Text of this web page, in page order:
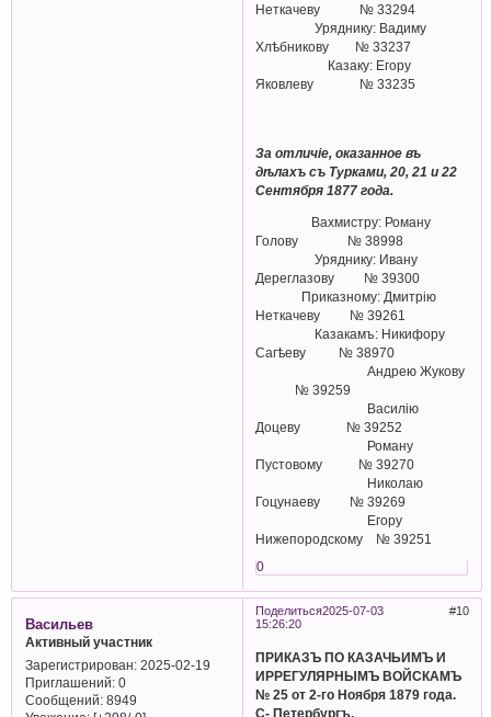
Неткачеву № 33294
Уряднику: Вадиму
Хлѣбникову № 33237
Казаку: Егору
Яковлеву № 33235
За отличіе, оказанное въ
дѣлахъ съ Турками, 20, 21 и 22
Сентября 1877 года.
Вахмистру: Роману
Голову № 38998
Уряднику: Ивану
Дереглазову № 39300
Приказному: Дмитрiю
Неткачеву № 39261
Казакамъ: Никифору
Сагѣеву № 38970
Андрею Жукову
№ 39259
Василiю
Доцеву № 39252
Роману
Пустовому № 39270
Николаю
Гоцунаеву № 39269
Егору
Нижепородскому № 39251
0
Поделиться 10
2025-07-03
15:26:20
Васильев
Активный участник
Зарегистрирован: 2025-02-19
Приглашений:0
Сообщений:8949
ПРИКАЗЪ ПО КАЗАЧЬИМЪ И
ИРРЕГУЛЯРНЫМЪ ВОЙСКАМЪ
№ 25 от 2-го Ноября 1879 года.
С- Петербургъ.